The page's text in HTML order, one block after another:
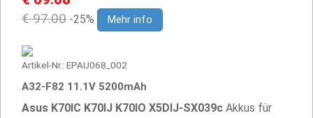
€ 97.00 -25% Mehr info
Artikel-Nr.: EPAU068_002
A32-F82 11.1V 5200mAh
Asus K70IC K70IJ K70IO X5DIJ-SX039c Akkus für